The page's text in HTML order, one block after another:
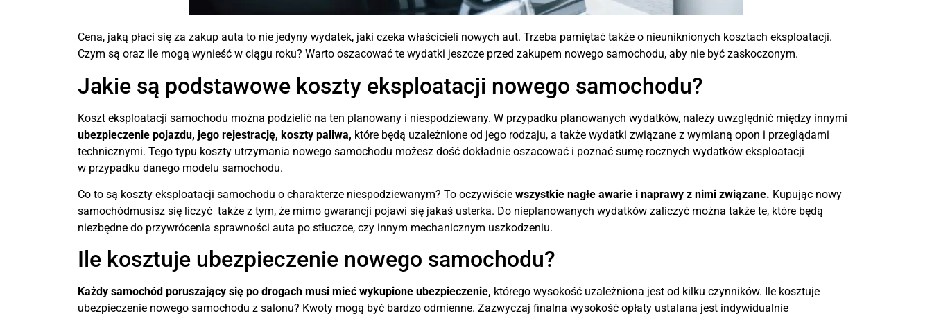
Cena, jaką płaci się za zakup auta to nie jedyny wydatek, jaki czeka właścicieli nowych aut. Trzeba pamiętać także o nieuniknionych kosztach eksploatacji.
Czym są oraz ile mogą wynieść w ciągu roku? Warto oszacować te wydatki jeszcze przed zakupem nowego samochodu, aby nie być zaskoczonym.
Jakie są podstawowe koszty eksploatacji nowego samochodu?
Koszt eksploatacji samochodu można podzielić na ten planowany i niespodziewany. W przypadku planowanych wydatków, należy uwzględnić między innymi
ubezpieczenie pojazdu, jego rejestrację, koszty paliwa, które będą uzależnione od jego rodzaju, a także wydatki związane z wymianą opon i przeglądami
technicznymi. Tego typu koszty utrzymania nowego samochodu możesz dość dokładnie oszacować i poznać sumę rocznych wydatków eksploatacji
w przypadku danego modelu samochodu.
Co to są koszty eksploatacji samochodu o charakterze niespodziewanym? To oczywiście wszystkie nagłe awarie i naprawy z nimi związane. Kupując nowy
samochódmusisz się liczyć także z tym, że mimo gwarancji pojawi się jakaś usterka. Do nieplanowanych wydatków zaliczyć można także te, które będą
niezbędne do przywrócenia sprawności auta po stłuczce, czy innym mechanicznym uszkodzeniu.
Ile kosztuje ubezpieczenie nowego samochodu?
Każdy samochód poruszający się po drogach musi mieć wykupione ubezpieczenie, którego wysokość uzależniona jest od kilku czynników. Ile kosztuje
ubezpieczenie nowego samochodu z salonu? Kwoty mogą być bardzo odmienne. Zazwyczaj finalna wysokość opłaty ustalana jest indywidualnie